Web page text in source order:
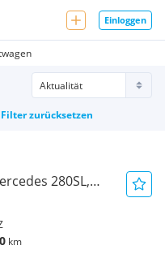
Einloggen
Filter zurücksetzen
280SL,
km